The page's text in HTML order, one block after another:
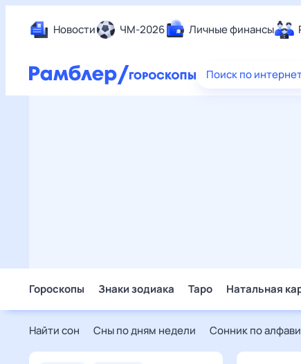
Новости ЧМ-2026 Личные финансы
Еда
Поиск по
Гороскопы Знаки зодиака Таро Натальная
Найти сон Сны по дням недели Сонник по